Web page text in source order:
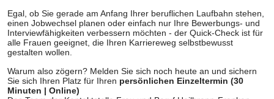
Egal, ob Sie gerade am Anfang Ihrer beruflichen Laufbahn stehen,
einen Jobwechsel planen oder einfach nur Ihre Bewerbungs- und
Interviewfähigkeiten verbessern möchten - der Quick-Check ist für
alle Frauen geeignet, die Ihren Karriereweg selbstbewusst
gestalten wollen.
Warum also zögern? Melden Sie sich noch heute an und sichern
Sie sich Ihren Platz für Ihren persönlichen Einzeltermin (30
Minuten | Online)